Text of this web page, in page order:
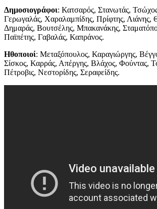
Δημοσιογράφοι: Κατσαρός, Στανωτάς,
Γερωγαλάς, Χαραλαμπίδης, Πρίφτης, Λιάνης,
Δημαράς, Βουτσέλης, Μπακανάκης,
Παϊπέτης, Γαβαλάς, Καπράνος.
Ηθοποιοί: Μεταξόπουλος, Καραγιώργης,
Σίσκος, Καρράς, Απέργης, Βλάχος, Φούντας,
Πέτροβις, Νεστορίδης, Σεραφείδης.